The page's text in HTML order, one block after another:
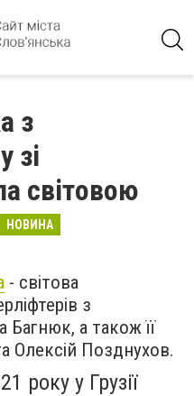
з
зі
світовою
НОВИНА
- світова
з
а також її
Олексій Позднухов.
року у Грузії